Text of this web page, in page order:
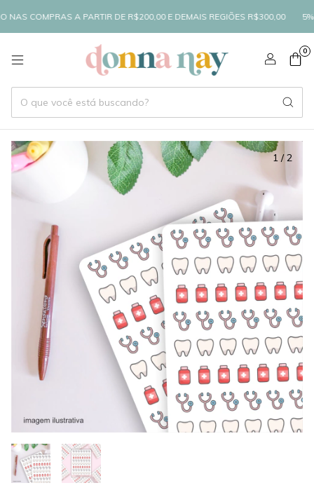
COMPRAS A PARTIR DE R$200,00 E DEMAIS REGIÕES R$300,00 5%
0
1 /2